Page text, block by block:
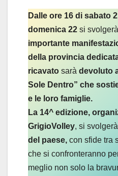
Dalle ore 16 di sabato
domenica 22 si svolgerà
importante
della provincia
ricavato sarà devoluto
Sole Dentro” che
e le loro famiglie.
La 14^ edizione,
GrigioVolley, si svolgerà
del paese, con sfide tra
che si confronteranno
meglio non solo la